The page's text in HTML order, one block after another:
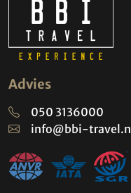
Advies
050 3136000
info@bbi-travel.nl